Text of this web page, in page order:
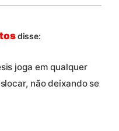
disse:
joga em qualquer
não deixando se